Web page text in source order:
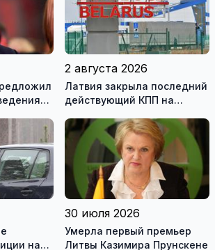
2 августа 2026
Латвия закрыла последний
действующий КПП на
на
30 июля 2026
Умерла первый премьер
Литвы Казимира Прунскене